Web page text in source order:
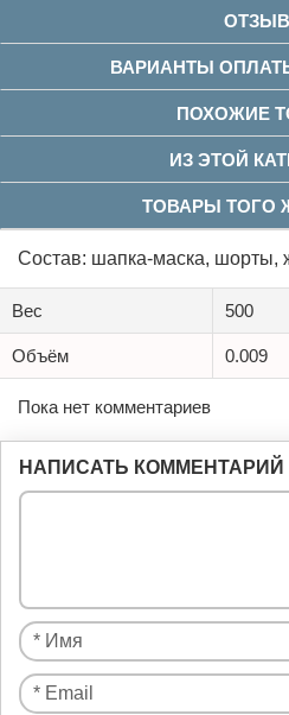
ВАРИАНТЫ
ПОХОЖИЕ
ИЗ ЭТОЙ
ТОВАРЫ ТОГО
Состав: шапка-маска, шорты,
Вес 500
Объём 0.009
Пока нет комментариев
НАПИСАТЬ КОММЕНТАРИЙ